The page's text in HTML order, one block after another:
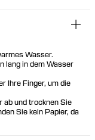
Wasser.
lang in dem Wasser
Ihre Finger, um die
ab und trocknen Sie
Sie kein Papier, da